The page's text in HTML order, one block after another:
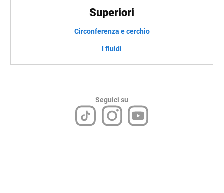
Superiori
Circonferenza e cerchio
I fluidi
Seguici su